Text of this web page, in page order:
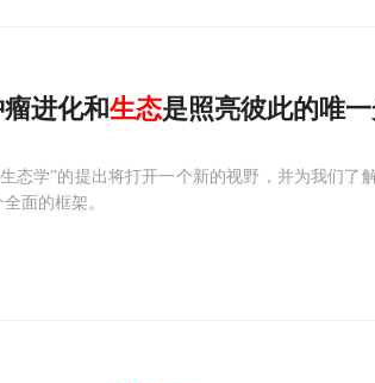
瘤进化和生态是照亮彼此的唯
态学”的提出将打开一个新的视野，并为我们了
面的框架。